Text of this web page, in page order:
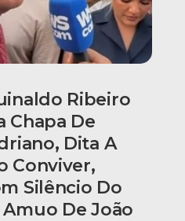
Ribeiro
Chapa De
Dita A
Conviver,
Silêncio Do
De João